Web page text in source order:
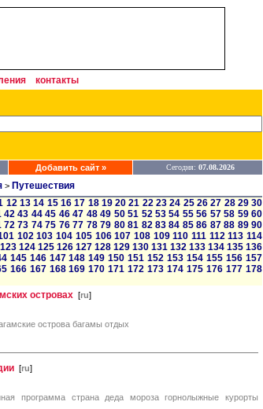
контакты
Добавить сайт » Сегодня: 07.08.2026
> Путешествия
12 13 14 15 16 17 18 19 20 21 22 23 24 25 26 27 28 29 30
42 43 44 45 46 47 48 49 50 51 52 53 54 55 56 57 58 59 60
72 73 74 75 76 77 78 79 80 81 82 83 84 85 86 87 88 89 90
102 103 104 105 106 107 108 109 110 111 112 113 114
123 124 125 126 127 128 129 130 131 132 133 134 135 136
145 146 147 148 149 150 151 152 153 154 155 156 157
166 167 168 169 170 171 172 173 174 175 176 177 178
островах [ru]
острова багамы отдых
[ru]
программа страна деда мороза горнолыжные курорты